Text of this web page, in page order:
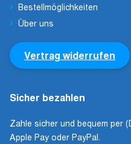
Bestellmöglichkeiten
Über uns
Vertrag widerrufen
Sicher bezahlen
Zahle sicher und bequem per
Apple Pay oder PayPal.